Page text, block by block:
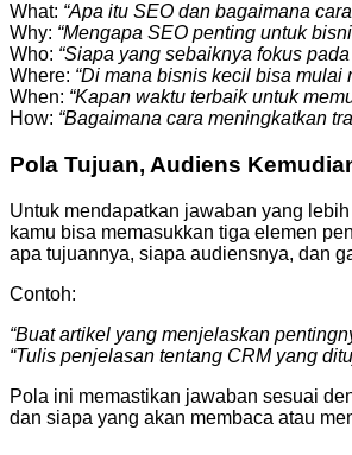
What: “Apa itu SEO dan bagaimana
Why: “Mengapa SEO penting untuk
Who: “Siapa yang sebaiknya fokus
Where: “Di mana bisnis kecil bisa mulai
When: “Kapan waktu terbaik untuk
How: “Bagaimana cara meningkatkan
Pola Tujuan, Audiens
Untuk mendapatkan jawaban yang lebih
kamu bisa memasukkan tiga elemen
apa tujuannya, siapa audiensnya, dan
Contoh:
“Buat artikel yang menjelaskan
“Tulis penjelasan tentang CRM yang
Pola ini memastikan jawaban sesuai
dan siapa yang akan membaca atau